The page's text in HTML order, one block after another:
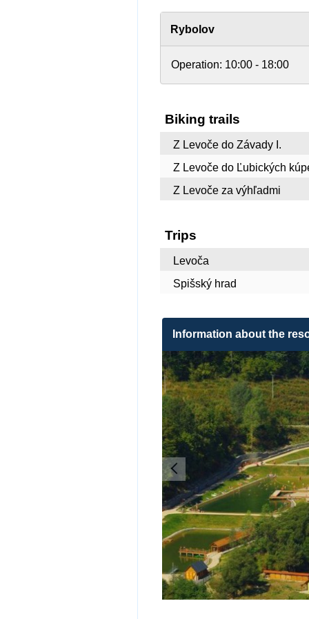
Rybolov
Operation: 10:00 - 18:00
Biking trails
Z Levoče do Závady I.
Z Levoče do Ľubických
Z Levoče za výhľadmi
Trips
Levoča
Spišský hrad
Information about the